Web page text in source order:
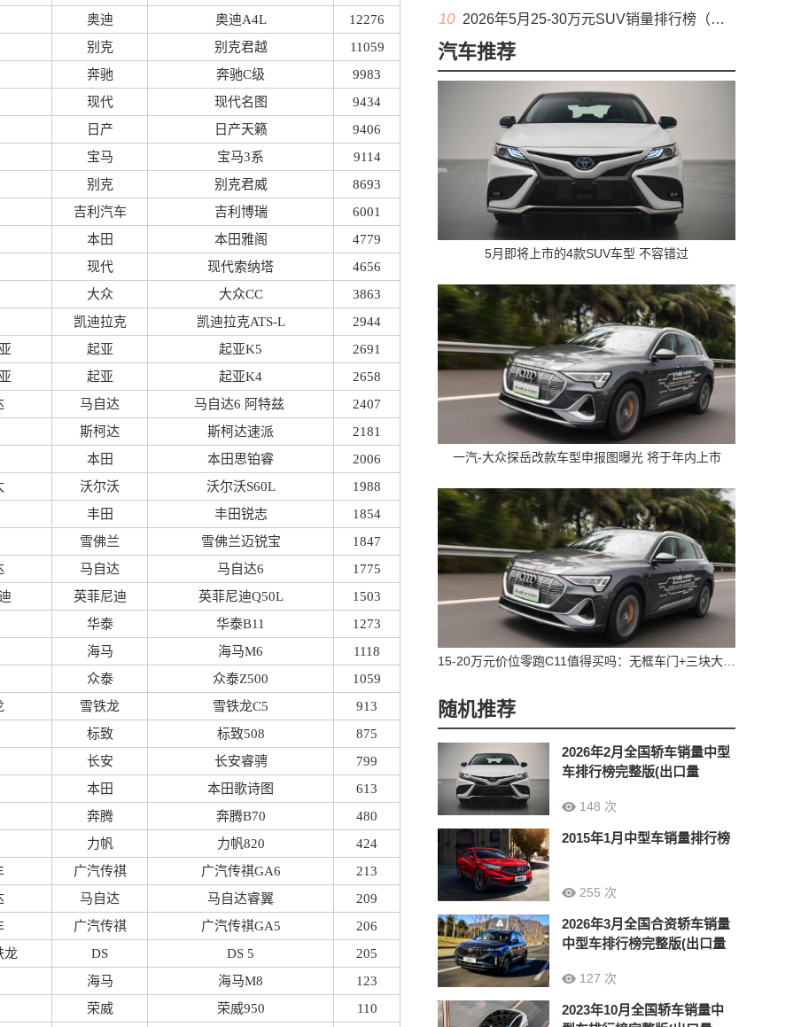
奥迪 奥迪A4L
12276
别克 别克君越
11059
奔驰 奔驰C级
9983
现代 现代名图
9434
日产 日产天籁
9406
宝马 宝马3系
9114
别克 别克君威
8693
吉利汽车 吉利博瑞
6001
本田 本田雅阁
4779
现代 现代索纳塔
4656
大众 大众CC
3863
凯迪拉克 凯迪拉克ATS-L
2944
起亚 起亚K5
2691
起亚 起亚K4
2658
马自达 马自达6 阿特兹
2407
斯柯达 斯柯达速派
2181
本田 本田思铂睿
2006
沃尔沃 沃尔沃S60L
1988
丰田 丰田锐志
1854
雪佛兰 雪佛兰迈锐宝
1847
马自达 马自达6
1775
英菲尼迪 英菲尼迪Q50L
1503
华泰 华泰B11
1273
海马 海马M6
1118
众泰 众泰Z500
1059
雪铁龙 雪铁龙C5
913
标致 标致508
875
长安 长安睿骋
799
本田 本田歌诗图
613
奔腾 奔腾B70
480
力帆 力帆820
424
广汽传祺 广汽传祺GA6
213
马自达 马自达睿翼
209
广汽传祺 广汽传祺GA5
206
龙 DS DS 5
205
海马 海马M8
123
荣威 荣威950
110
10 2026年5月25-30万元SUV销量排行榜（零售量）
汽车推荐
5月即将上市的4款SUV车型 不容错过
一汽-大众探岳改款车型申报图曝光 将于年内上市
随机推荐
2026年2月全国轿车销量中型
车排行榜完整版(出口量
148 次
2015年1月中型车销量排行榜
255 次
2026年3月全国合资轿车销量
中型车排行榜完整版(出口量
127 次
2023年10月全国轿车销量中